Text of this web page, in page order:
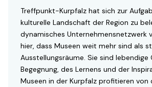
Treffpunkt-Kurpfalz hat sich zur
kulturelle Landschaft der Region zu
dynamisches Unternehmensnetzwerk
hier, dass Museen weit mehr sind als
Ausstellungsräume. Sie sind lebendige
Begegnung, des Lernens und der
Museen in der Kurpfalz profitieren von